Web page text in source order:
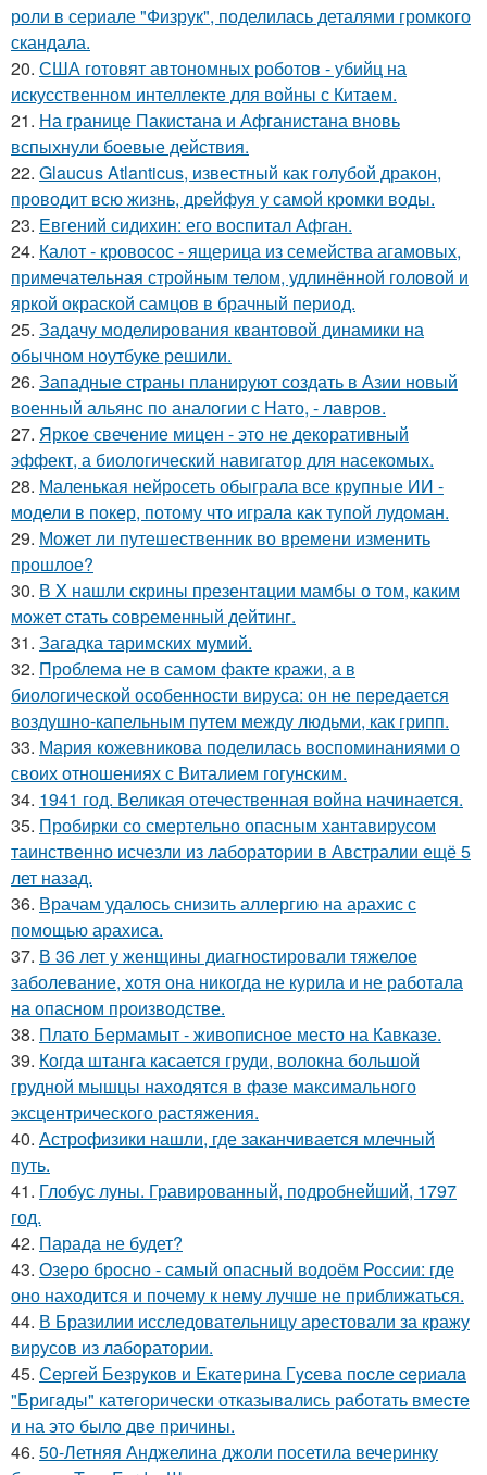
роли в сериале "Физрук", поделилась деталями громкого
скандала.
20. США готовят автономных роботов - убийц на
искусственном интеллекте для войны с Китаем.
21. На границе Пакистана и Афганистана вновь
вспыхнули боевые действия.
22. Glaucus Atlanticus, известный как голубой дракон,
проводит всю жизнь, дрейфуя у самой кромки воды.
23. Евгений сидихин: его воспитал Афган.
24. Калот - кровосос - ящерица из семейства агамовых,
примечательная стройным телом, удлинённой головой и
яркой окраской самцов в брачный период.
25. Задачу моделирования квантовой динамики на
обычном ноутбуке решили.
26. Западные страны планируют создать в Азии новый
военный альянс по аналогии с Нато, - лавров.
27. Яркое свечение мицен - это не декоративный
эффект, а биологический навигатор для насекомых.
28. Маленькая нейросеть обыграла все крупные ИИ -
модели в покер, потому что играла как тупой лудоман.
29. Может ли путешественник во времени изменить
прошлое?
30. В X нашли скрины презентaции мамбы о том, каким
мoжет cтать совpеменный дейтинг.
31. Загадка таримских мумий.
32. Проблема не в самом факте кражи, а в
биологической особенности вируса: он не передается
воздушно-капельным путем между людьми, как грипп.
33. Мария кожевникова поделилась воспоминаниями о
своих отношениях с Виталием гогунским.
34. 1941 год. Великая отечественная война начинается.
35. Пробирки со смертельно опасным хантавирусом
таинственно исчезли из лаборатории в Австралии ещё 5
лет назад.
36. Врачам удалось снизить аллергию на арахис с
помощью арахиса.
37. В 36 лет у женщины диагностировали тяжелое
заболевание, хотя она никогда не курила и не работала
на опасном производстве.
38. Плато Бермамыт - живописное место на Кавказе.
39. Когда штанга касается груди, волокна большой
грудной мышцы находятся в фазе максимального
эксцентрического растяжения.
40. Астрофизики нашли, где заканчивается млечный
путь.
41. Глобус луны. Гравированный, подробнейший, 1797
год.
42. Парада не будет?
43. Озеро бросно - самый опасный водоём России: где
оно находится и почему к нему лучше не приближаться.
44. В Бразилии исследовательницу арестовали за кражу
вирусов из лаборатории.
45. Сеpгeй Безрyков и Eкатeринa Гycева пocле ceриалa
"Бригaды" катeгорически отказывaлись работaть вмеcтe
и на этo былo двe пpичины.
46. 50-Летняя Анджелина джоли посетила вечеринку